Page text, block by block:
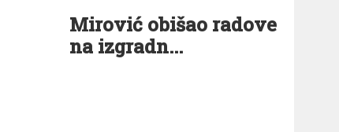
Mirović obišao radove
na izgradn...